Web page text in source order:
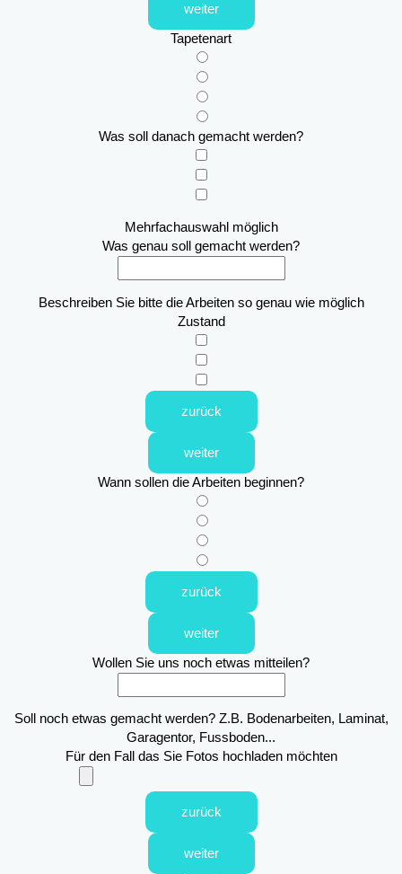
weiter
Tapetenart
Was soll danach gemacht werden?
Mehrfachauswahl möglich
Was genau soll gemacht werden?
Beschreiben Sie bitte die Arbeiten so genau wie möglich
Zustand
zurück
weiter
Wann sollen die Arbeiten beginnen?
zurück
weiter
Wollen Sie uns noch etwas mitteilen?
Soll noch etwas gemacht werden? Z.B. Bodenarbeiten, Laminat,
Garagentor, Fussboden...
Für den Fall das Sie Fotos hochladen möchten
zurück
weiter